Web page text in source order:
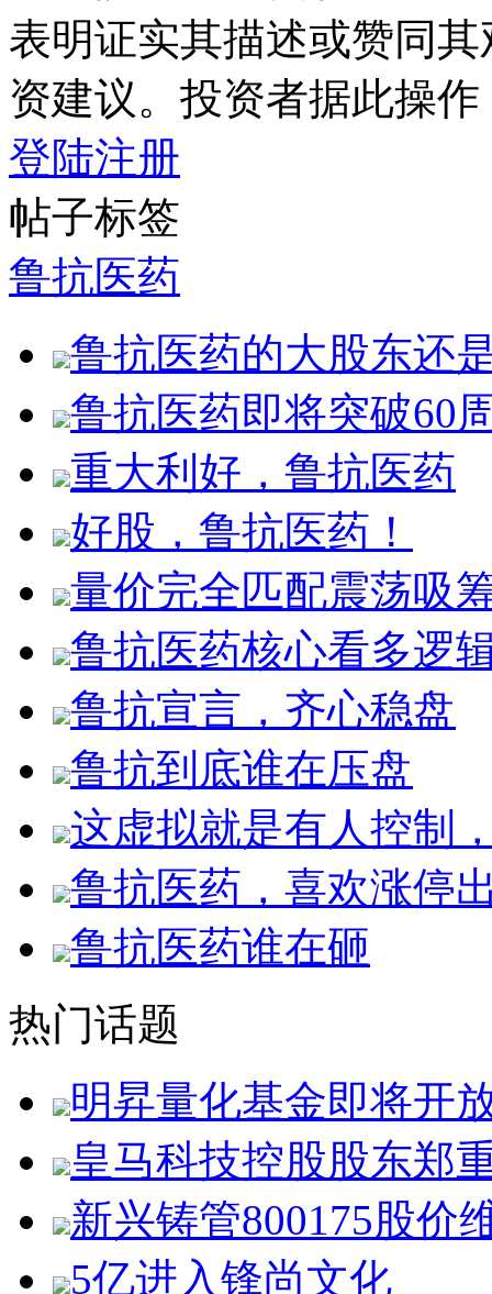
表明证实其描述或赞同
资建议。投资者据此操
登陆注册
帖子标签
鲁抗医药
鲁抗医药的大股东还
鲁抗医药即将突破60
重大利好，鲁抗医药
好股，鲁抗医药！
量价完全匹配震荡吸
鲁抗医药核心看多逻
鲁抗宣言，齐心稳盘
鲁抗到底谁在压盘
这虚拟就是有人控制
鲁抗医药，喜欢涨停
鲁抗医药谁在砸
热门话题
明昇量化基金即将开
皇马科技控股股东郑
新兴铸管800175股价
5亿进入锋尚文化